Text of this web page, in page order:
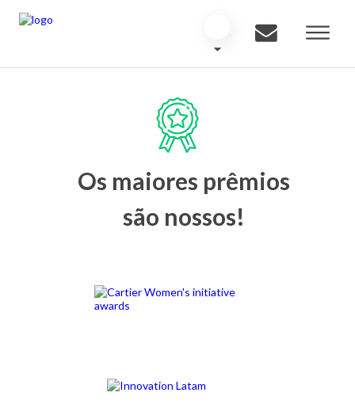
Os maiores prêmios
são nossos!